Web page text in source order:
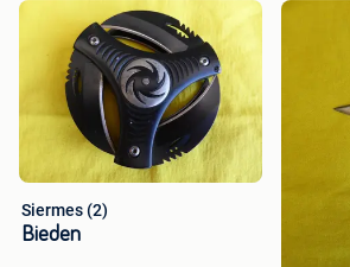
Siermes (2)
Bieden